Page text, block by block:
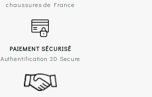
chaussures de France
PAIEMENT SÉCURISÉ
Authentification 3D Secure